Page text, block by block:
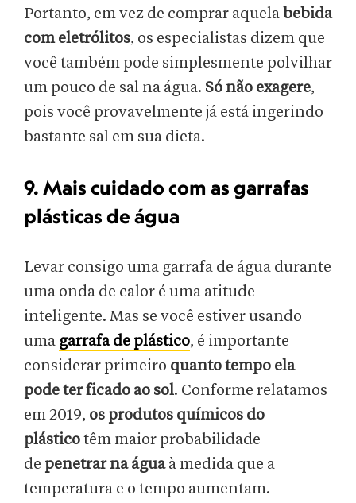
Portanto, em vez de comprar aquela bebida
com eletrólitos, os especialistas dizem que
você também pode simplesmente polvilhar
um pouco de sal na água. Só não exagere,
pois você provavelmente já está ingerindo
bastante sal em sua dieta.
9. Mais cuidado com as garrafas
plásticas de água
Levar consigo uma garrafa de água durante
uma onda de calor é uma atitude
inteligente. Mas se você estiver usando
uma garrafa de plástico, é importante
considerar primeiro quanto tempo ela
pode ter ficado ao sol. Conforme relatamos
em 2019, os produtos químicos do
plásticotêm maior probabilidade
de penetrar na águaà medida que a
temperatura e o tempo aumentam.